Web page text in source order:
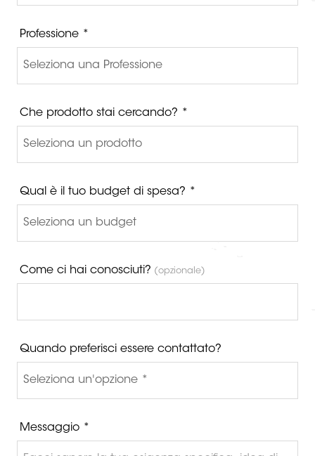
Professione *
Che prodotto stai cercando? *
Qual è il tuo budget di spesa? *
Come ci hai conosciuti? (opzionale)
Quando preferisci essere contattato?
Messaggio *